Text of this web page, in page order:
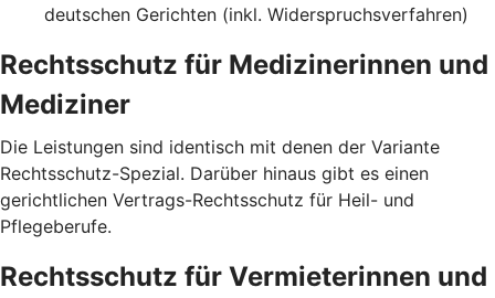
deutschen Gerichten (inkl. Widerspruchsverfahren)
Rechtsschutz für Medizinerinnen und
Mediziner
Die Leistungen sind identisch mit denen der Variante
Rechtsschutz-Spezial. Darüber hinaus gibt es einen
gerichtlichen Vertrags-Rechtsschutz für Heil- und
Pflegeberufe.
Rechtsschutz für Vermieterinnen und